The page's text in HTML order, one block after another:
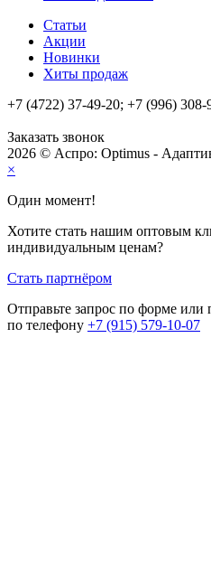
Статьи
Акции
Новинки
Хиты продаж
+7 (4722) 37-49-20; +7 (996) 308-
Заказать звонок
2026 © Аспро: Optimus -
×
Один момент!
Хотите стать нашим оптовым
индивидуальным ценам?
Стать партнёром
Отправьте запрос по форме или
по телефону +7 (915) 579-10-07